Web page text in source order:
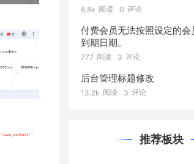
8.8k 阅读 0 评论
付费会员无法按照设定的会
到期日期。
777 阅读 3 评论
后台管理标题修改
13.2k 阅读 3 评论
推荐板块